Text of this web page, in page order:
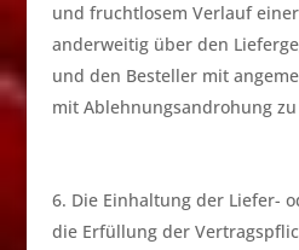
und fruchtlosem Verlauf
anderweitig über den
und den Besteller mit
mit Ablehnungsandrohung
Die Einhaltung der Liefer-
die Erfüllung der